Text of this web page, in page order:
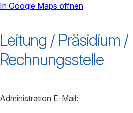
Management Platform
In Google Maps öffnen
Leitung / Präsidium /
Rechnungsstelle
Administration E-Mail: